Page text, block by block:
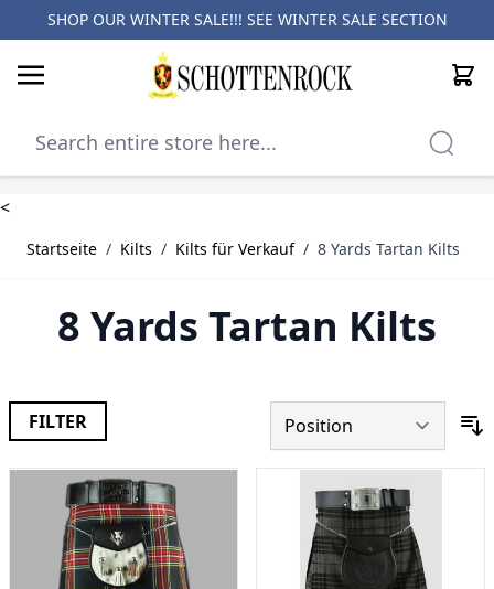
SHOP OUR WINTER SALE!!! SEE WINTER SALE SECTION
Cart
<
Startseite / Kilts / Kilts für Verkauf / 8 Yards Tartan Kilts
8 Yards Tartan Kilts
FILTER